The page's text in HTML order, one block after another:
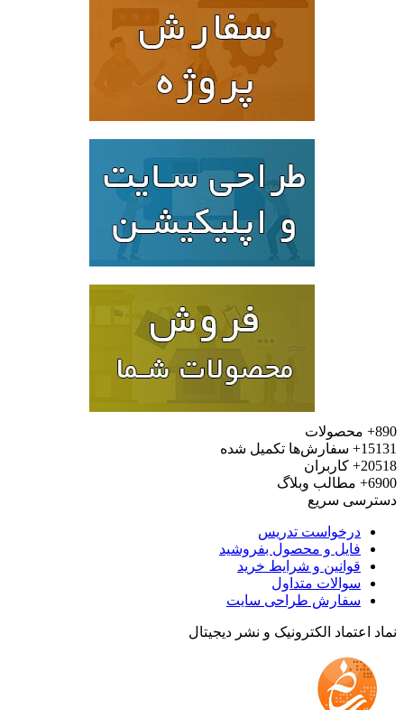
محصولات
سفارش‌ها تکمیل شده
کاربران
مطالب وبلاگ
سریع
درخواست تدریس
فایل و محصول بفروشید
قوانین و شرایط خرید
سوالات متداول
سفارش طراحی سایت
اعتماد الکترونیک و نشر دیجیتال